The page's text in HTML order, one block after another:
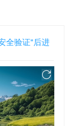
全验证"后进